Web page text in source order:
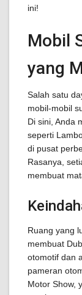
ini!
Mobil
yang
Salah satu
mobil-mobil
Di sini, Anda
seperti
di pusat
Rasanya,
membuat
Ruang yang
membuat
otomotif dan
pameran
Motor Show,